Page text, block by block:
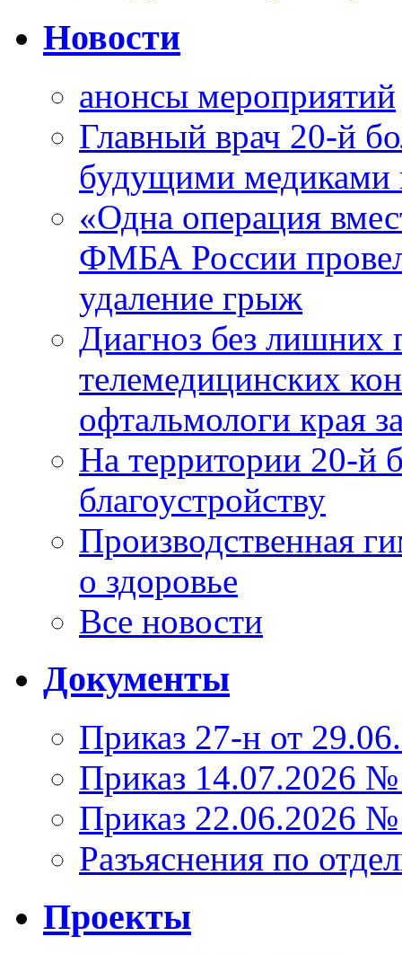
Новости
анонсы мероприятий
Главный врач 20-й
будущими медиками
«Одна операция
ФМБА России
удаление грыж
Диагноз без лишних
телемедицинских
офтальмологи края
На территории 20-й
благоустройству
Производственная
о здоровье
Все новости
Документы
Приказ 27-н от
Приказ 14.07.2026
Приказ 22.06.2026
Разъяснения по
Проекты